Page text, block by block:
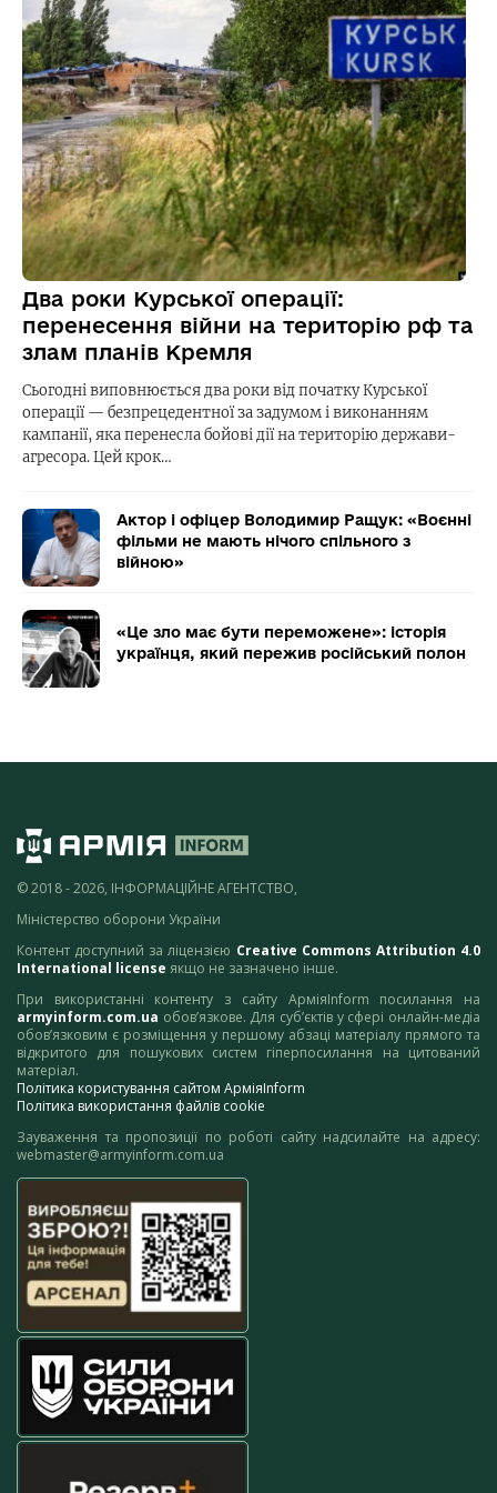
Два роки Курської операції:
перенесення війни на територію рф та
злам планів Кремля
Сьогодні виповнюється два роки від початку Курської
операції — безпрецедентної за задумом і виконанням
кампанії, яка перенесла бойові дії на територію держави-
агресора. Цей крок…
Актор і офіцер Володимир Ращук: «Воєнні
фільми не мають нічого спільного з
війною»
«Це зло має бути переможене»: історія
українця, який пережив російський полон
© 2018 - 2026, ІНФОРМАЦІЙНЕ АГЕНТСТВО,
Міністерство оборони України
Контент доступний за ліцензією Creative Commons Attribution 4.0
International license якщо не зазначено інше.
При використанні контенту з сайту АрміяInform посилання на
armyinform.com.ua обов’язкове. Для суб’єктів у сфері онлайн-медіа
обов’язковим є розміщення у першому абзаці матеріалу прямого та
відкритого для пошукових систем гіперпосилання на цитований
матеріал.
Політика користування сайтом АрміяInform
Політика використання файлів cookie
Зауваження та пропозиції по роботі сайту надсилайте на адресу:
webmaster@armyinform.com.ua